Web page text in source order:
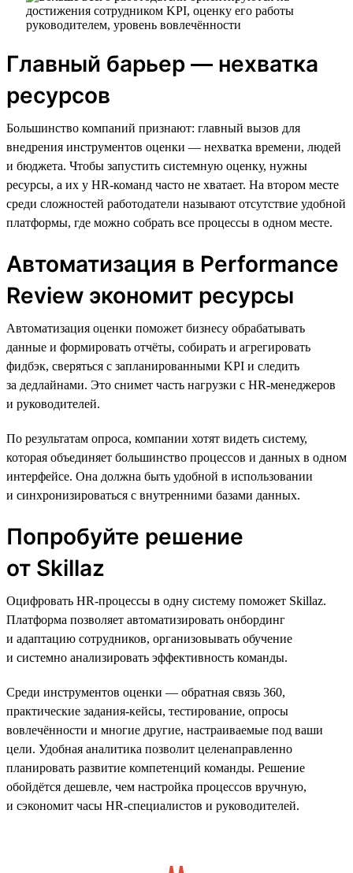
Главный барьер — нехватка
ресурсов
Большинство компаний признают: главный вызов для
внедрения инструментов оценки — нехватка времени, людей
и бюджета. Чтобы запустить системную оценку, нужны
ресурсы, а их у HR-команд часто не хватает. На втором месте
среди сложностей работодатели называют отсутствие удобной
платформы, где можно собрать все процессы в одном месте.
Автоматизация в Performance
Review экономит ресурсы
Автоматизация оценки поможет бизнесу обрабатывать
данные и формировать отчёты, собирать и агрегировать
фидбэк, сверяться с запланированными KPI и следить
за дедлайнами. Это снимет часть нагрузки с HR-менеджеров
и руководителей.
По результатам опроса, компании хотят видеть систему,
которая объединяет большинство процессов и данных в одном
интерфейсе. Она должна быть удобной в использовании
и синхронизироваться с внутренними базами данных.
Попробуйте решение
от Skillaz
Оцифровать HR-процессы в одну систему поможет Skillaz.
Платформа позволяет автоматизировать онбординг
и адаптацию сотрудников, организовывать обучение
и системно анализировать эффективность команды.
Среди инструментов оценки — обратная связь 360,
практические задания-кейсы, тестирование, опросы
вовлечённости и многие другие, настраиваемые под ваши
цели. Удобная аналитика позволит целенаправленно
планировать развитие компетенций команды. Решение
обойдётся дешевле, чем настройка процессов вручную,
и сэкономит часы HR-специалистов и руководителей.